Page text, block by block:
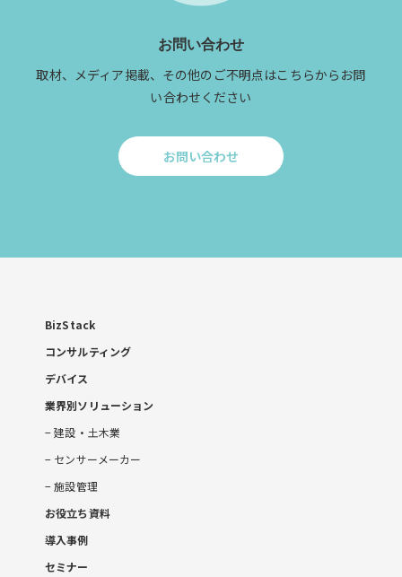
お問い合わせ
取材、メディア掲載、その他のご不明点はこちらからお問
い合わせください
お問い合わせ
Click
合
BizStack
コンサルティング
デバイス
業界別ソリューション
建設・土木業
センサーメーカー
施設管理
お役立ち資料
導入事例
セミナー